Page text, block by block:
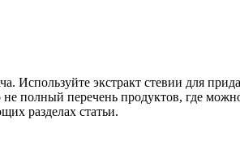
Используйте экстракт стевии для
полный перечень продуктов, где
разделах статьи.